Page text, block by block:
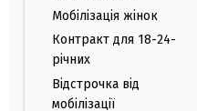
Мобілізація жінок
Контракт для 18-24-
річних
Відстрочка від
мобілізації